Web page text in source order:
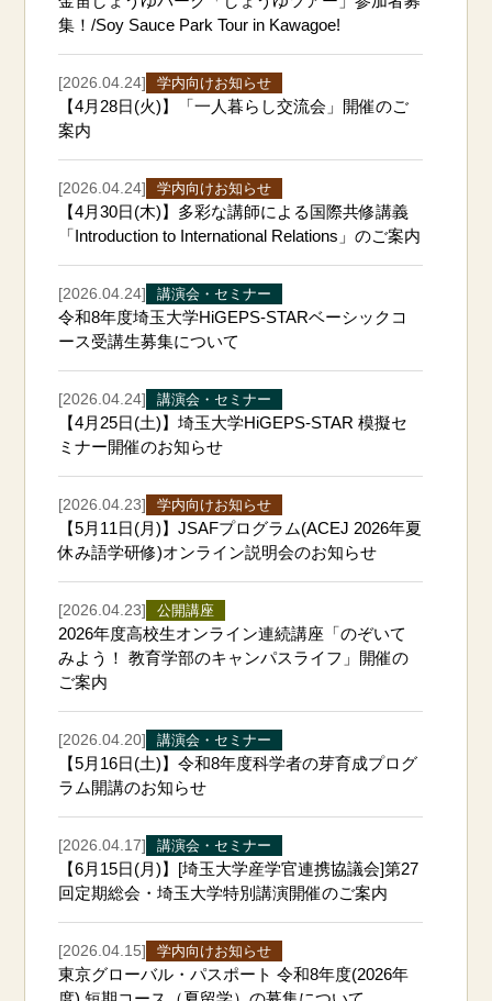
集！/Soy Sauce Park Tour in Kawagoe!
[2026.04.24] 学内向けお知らせ
【4月28日(火)】「一人暮らし交流会」開催のご
案内
[2026.04.24] 学内向けお知らせ
【4月30日(木)】多彩な講師による国際共修講義
「Introduction to International Relations」のご案内
[2026.04.24] 講演会・セミナー
令和8年度埼玉大学HiGEPS-STARベーシックコ
ース受講生募集について
[2026.04.24] 講演会・セミナー
【4月25日(土)】埼玉大学HiGEPS-STAR 模擬セ
ミナー開催のお知らせ
[2026.04.23] 学内向けお知らせ
【5月11日(月)】JSAFプログラム(ACEJ 2026年夏
休み語学研修)オンライン説明会のお知らせ
[2026.04.23] 公開講座
2026年度高校生オンライン連続講座「のぞいて
みよう！ 教育学部のキャンパスライフ」開催の
ご案内
[2026.04.20] 講演会・セミナー
【5月16日(土)】令和8年度科学者の芽育成プログ
ラム開講のお知らせ
[2026.04.17] 講演会・セミナー
【6月15日(月)】[埼玉大学産学官連携協議会]第27
回定期総会・埼玉大学特別講演開催のご案内
[2026.04.15] 学内向けお知らせ
東京グローバル・パスポート 令和8年度(2026年